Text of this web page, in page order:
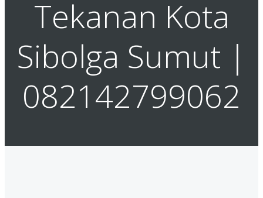
Tekanan Kota
Sibolga Sumut |
082142799062